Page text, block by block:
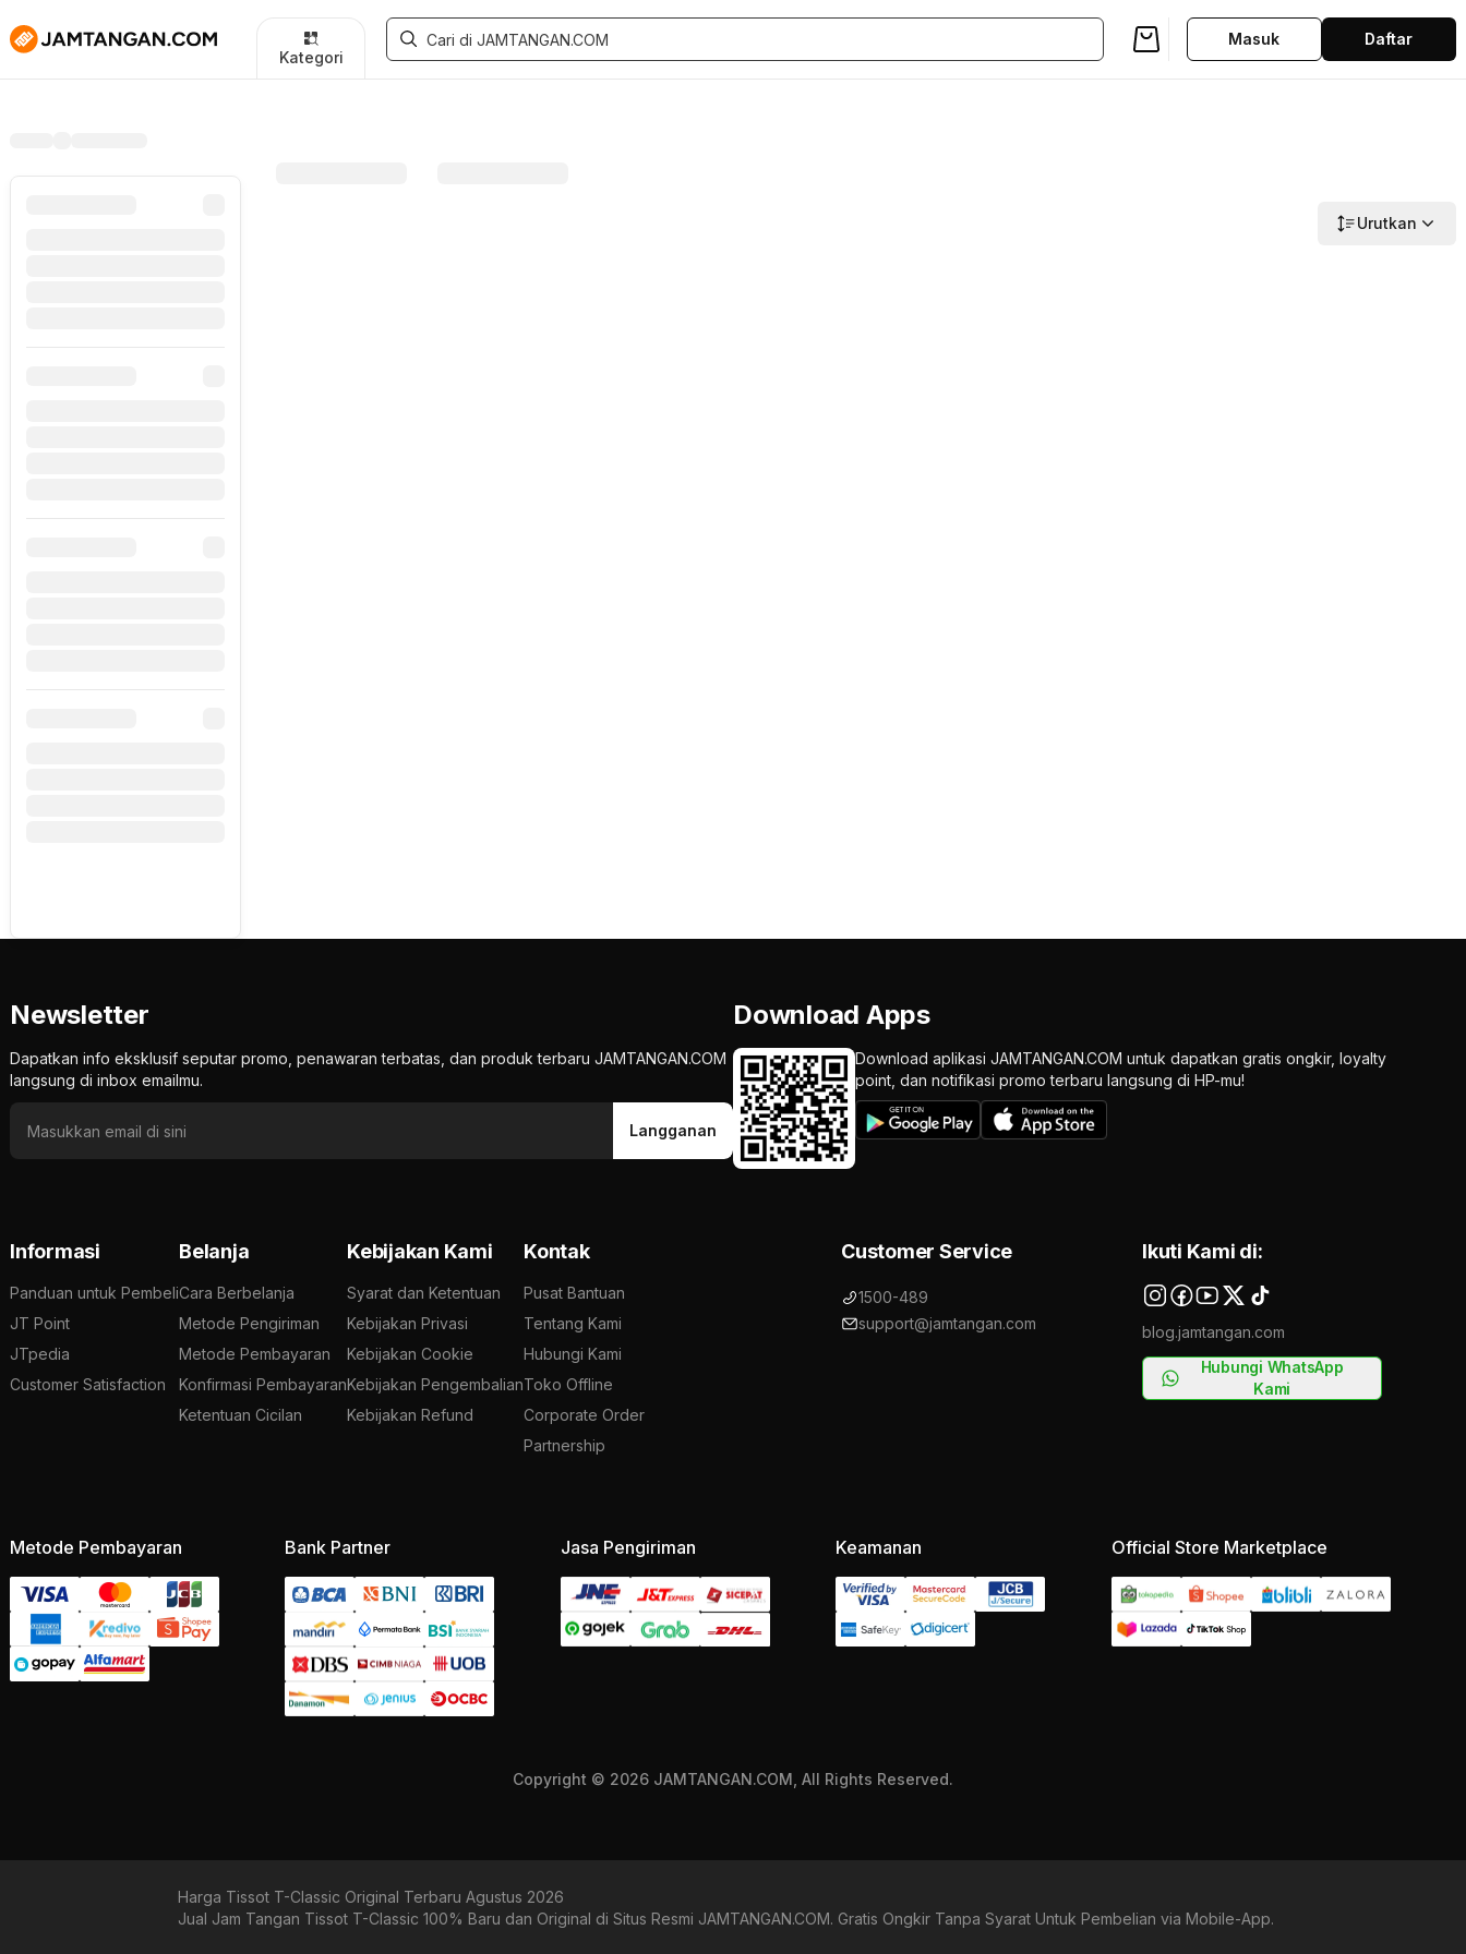
Newsletter
Dapatkan info eksklusif seputar promo, penawaran terbatas, dan produk terbaru JAMTANGAN.COM
langsung di inbox emailmu.
Langganan
Download Apps
Download aplikasi JAMTANGAN.COM untuk dapatkan gratis ongkir, loyalty
point, dan notifikasi promo terbaru langsung di HP-mu!
Informasi
Panduan untuk Pembeli
JT Point
JTpedia
Customer Satisfaction
Belanja
Cara Berbelanja
Metode Pengiriman
Metode Pembayaran
Konfirmasi Pembayaran
Ketentuan Cicilan
Kebijakan Kami
Syarat dan Ketentuan
Kebijakan Privasi
Kebijakan Cookie
Kebijakan Pengembalian
Kebijakan Refund
Kontak
Pusat Bantuan
Tentang Kami
Hubungi Kami
Toko Offline
Corporate Order
Partnership
Customer Service
1500-489
support@jamtangan.com
Ikuti Kami di:
blog.jamtangan.com
Hubungi WhatsApp
Kami
Metode Pembayaran Bank Partner Jasa Pengiriman Keamanan Official Store Marketplace
Copyright © 2026 JAMTANGAN.COM, All Rights Reserved.
Harga Tissot T-Classic Original Terbaru Agustus 2026
Jual Jam Tangan Tissot T-Classic 100% Baru dan Original di Situs Resmi JAMTANGAN.COM. Gratis Ongkir Tanpa Syarat Untuk Pembelian via Mobile-App.
Kategori
Masuk Daftar
Urutkan